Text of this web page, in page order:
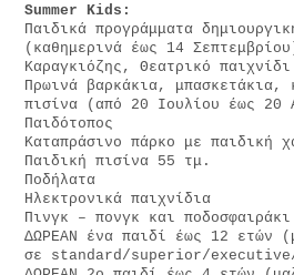
Summer Kids:
Παιδικά προγράμματα
(καθημερινά έως 14
Καραγκιόζης, Θεατρικό παιχνίδι
Πρωινά βαρκάκια, μπασκετάκια,
πισίνα (από 20 Ιουλίου έως 20
Παιδότοπος
Καταπράσινο πάρκο με παιδική
Παιδική πισίνα 55 τμ.
Ποδήλατα
Ηλεκτρονικά παιχνίδια
Πινγκ – πονγκ και ποδοσφαιράκι
ΔΩΡΕΑΝ ένα παιδί έως 12 ετών
σε standard/superior/